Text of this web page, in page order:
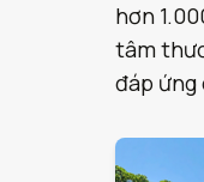
hơn
tâm
đáp ứng